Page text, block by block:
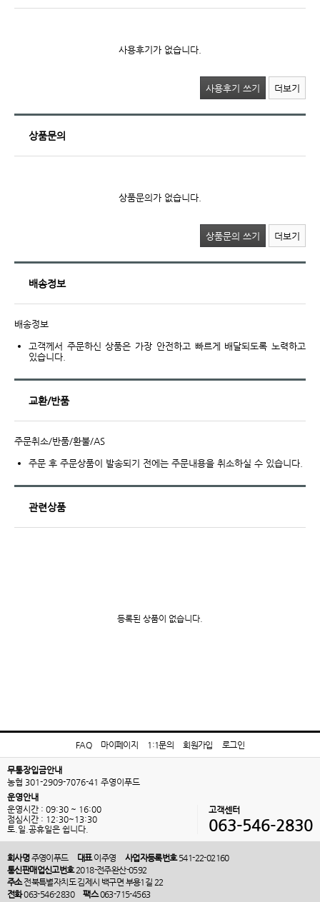
사용후기가 없습니다.
사용후기 쓰기 더보기
상품문의
상품문의가 없습니다.
상품문의 쓰기 더보기
배송정보
배송정보
고객께서 주문하신 상품은 가장 안전하고 빠르게 배달되도록 노력하고
있습니다.
교환/반품
주문취소/반품/환불/AS
주문 후 주문상품이 발송되기 전에는 주문내용을 취소하실 수 있습니다.
관련상품
등록된 상품이 없습니다.
FAQ 마이페이지 1:1문의 회원가입 로그인
무통장입금안내
농협 301-2909-7076-41 주영이푸드
운영안내
운영시간 : 09:30 ~ 16:00
점심시간 : 12:30~13:30
토.일.공휴일은 쉽니다.
고객센터
063-546-2830
회사명주영이푸드 대표이주영 사업자등록번호541-22-02160
통신판매업신고번호2018-전주완산-0592
주소전북특별자치도 김제시 백구면 부용1길 22
전화063-546-2830 팩스063-715-4563